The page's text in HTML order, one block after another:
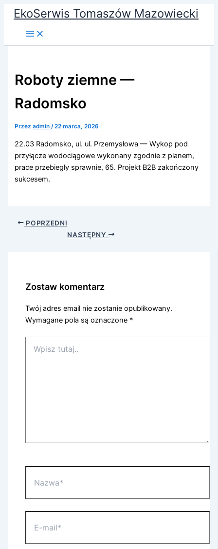
Przejdź
EkoSerwis Tomaszów Mazowiecki
Roboty ziemne —
Radomsko
Przezadmin/22 marca, 2026
22.03 Radomsko, ul. ul. Przemysłowa — Wykop pod
przyłącze wodociągowe wykonany zgodnie z planem,
prace przebiegły sprawnie, 65. Projekt B2B zakończony
sukcesem.
POPRZEDNI
NASTĘPNY
Zostaw komentarz
Twój adres email nie zostanie opublikowany.
Wymagane pola są oznaczone *
tutaj..
mail*